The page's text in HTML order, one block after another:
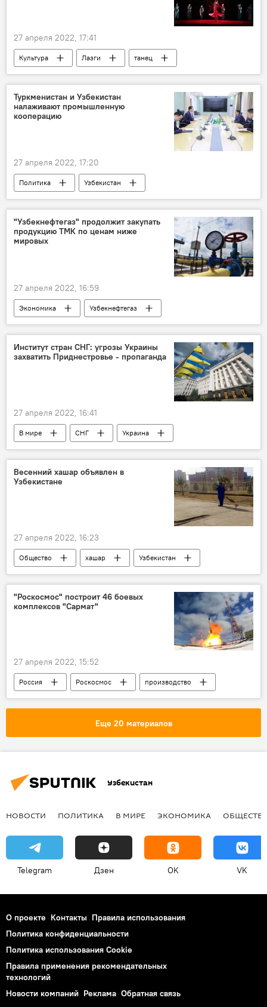
27 апреля 2022, 17:41
Культура Лазги танец
Туркменистан и Узбекистан
налаживают промышленную
кооперацию
27 апреля 2022, 17:20
Политика
Узбекистан
Туркменистан
товарооборот
"Узбекнефтегаз" продолжит закупать
продукцию ТМК по ценам ниже
мировых
27 апреля 2022, 16:59
Экономика
Узбекнефтегаз
Трубная металлургическая компания (ТМК)
Институт стран СНГ: угрозы Украины
захватить Приднестровье - пропаганда
27 апреля 2022, 16:41
В мире СНГ
Украина
пропаганда
захват
президент
Весенний хашар объявлен в
Узбекистане
27 апреля 2022, 16:23
Общество хашар Узбекистан
"Роскосмос" построит 46 боевых
комплексов "Сармат"
27 апреля 2022, 15:52
Россия Роскосмос производство
Еще 20 материалов
Узбекистан
НОВОСТИ ПОЛИТИКА В МИРЕ ЭКОНОМИКА
Telegram Дзен OK VK
О проекте Контакты Правила использования
Политика конфиденциальности
Политика использования Cookie
Правила применения рекомендательных
технологий
Новости компаний Реклама Обратная связь